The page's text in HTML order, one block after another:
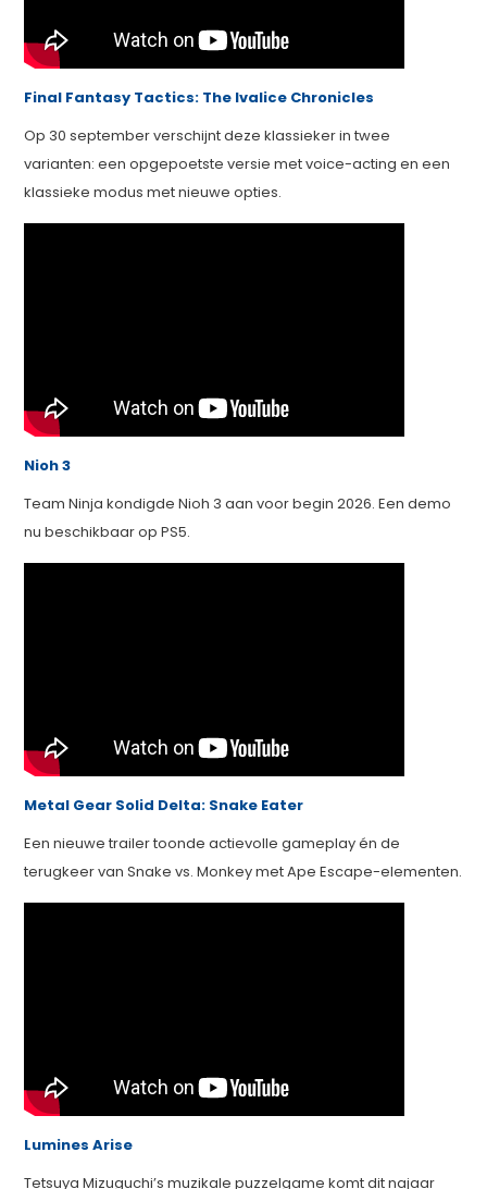
Final Fantasy Tactics: The Ivalice Chronicles
Op 30 september verschijnt deze klassieker in twee
varianten: een opgepoetste versie met voice-acting en een
klassieke modus met nieuwe opties.
Nioh 3
Team Ninja kondigde Nioh 3 aan voor begin 2026. Een demo
nu beschikbaar op PS5.
Metal Gear Solid Delta: Snake Eater
Een nieuwe trailer toonde actievolle gameplay én de
terugkeer van Snake vs. Monkey met Ape Escape-elementen.
Lumines Arise
Tetsuya Mizuguchi’s muzikale puzzelgame komt dit najaar